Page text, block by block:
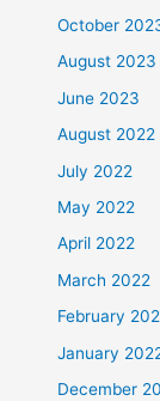
October
August 2023
June 2023
August 2022
July 2022
May 2022
April 2022
March 2022
February
January
December